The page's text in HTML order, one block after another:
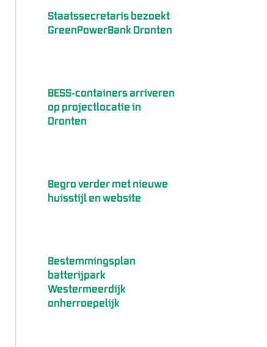
Staatssecretaris bezoekt
GreenPowerBank Dronten
BESS-containers arriveren
op projectlocatie in
Dronten
Begro verder met nieuwe
huisstijl en website
Bestemmingsplan
batterijpark
Westermeerdijk
onherroepelijk